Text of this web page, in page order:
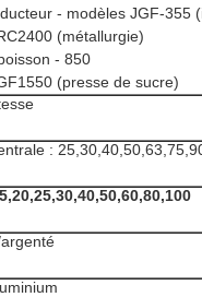
- modèles JGF-355
(métallurgie)
- 850
(presse de sucre)
: